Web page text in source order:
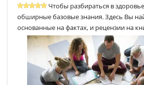
Чтобы разбираться в
обширные базовые знания. Здесь Вы
основанные на фактах, и рецензии на